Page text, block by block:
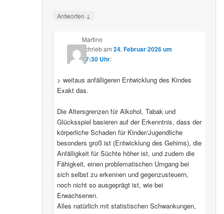
Antworten ↓
Martino
schriebam 24. Februar 2026 um
07:30 Uhr:
> weitaus anfälligeren Entwicklung des Kindes
Exakt das.
Die Altersgrenzen für Alkohol, Tabak und
Glücksspiel basieren auf der Erkenntnis, dass der
körperliche Schaden für Kinder/Jugendliche
besonders groß ist (Entwicklung des Gehirns), die
Anfälligkeit für Süchte höher ist, und zudem die
Fähigkeit, einen problematischen Umgang bei
sich selbst zu erkennen und gegenzusteuern,
noch nicht so ausgeprägt ist, wie bei
Erwachsenen.
Alles natürlich mit statistischen Schwankungen,